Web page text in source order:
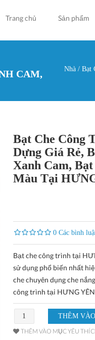
Trang chủ Sản phẩm
CAM, Nhà / Bạt
Bạt Che Công
Dựng Giá Rẻ,
Xanh Cam, Bạt
Màu Tại
0 Các bình
Bạt che công trình tại
sử dụng phổ biến nhất
che chuyên dụng che
công trình tại HƯNG
THÊM VÀO MỤC YÊU